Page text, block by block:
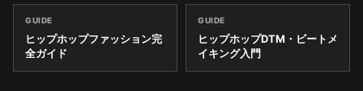
GUIDE
ヒップホップファッション完
全ガイド
GUIDE
ヒップホップDTM・ビートメ
イキング入門